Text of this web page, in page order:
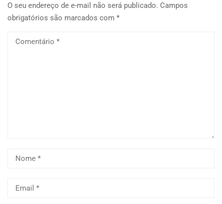
O seu endereço de e-mail não será publicado. Campos
obrigatórios são marcados com *